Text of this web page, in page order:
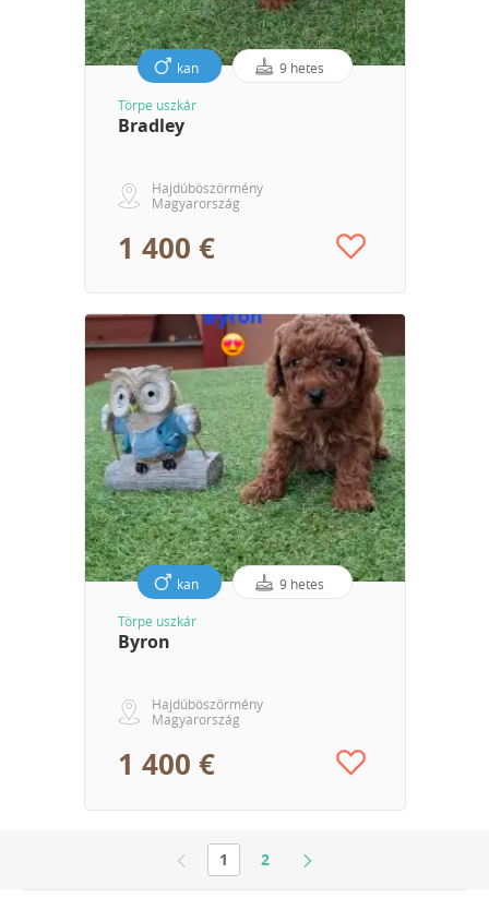
kan 9 hetes
Törpe uszkár
Bradley
Hajdúböszörmény
Magyarország
1 400 €
kan 9 hetes
Törpe uszkár
Byron
Hajdúböszörmény
Magyarország
1 400 €
1 2